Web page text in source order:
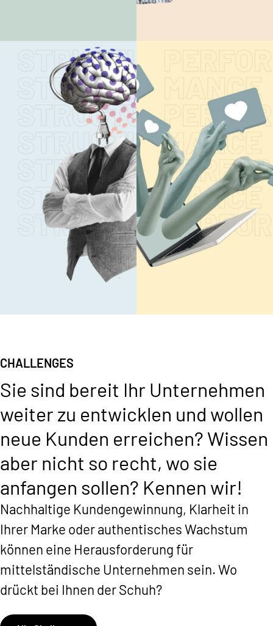
CONSULTING
STRATEGIE
Mehr lesen
INFRASTRUKTUR
Mehr lesen Mehr lesen
CHALLENGES
Sie sind bereit Ihr Unternehmen
weiter zu entwicklen und wollen
neue Kunden erreichen? Wissen
aber nicht so recht, wo sie
anfangen sollen? Kennen wir!
Nachhaltige Kundengewinnung, Klarheit in
Ihrer Marke oder authentisches Wachstum
können eine Herausforderung für
mittelständische Unternehmen sein. Wo
drückt bei Ihnen der Schuh?